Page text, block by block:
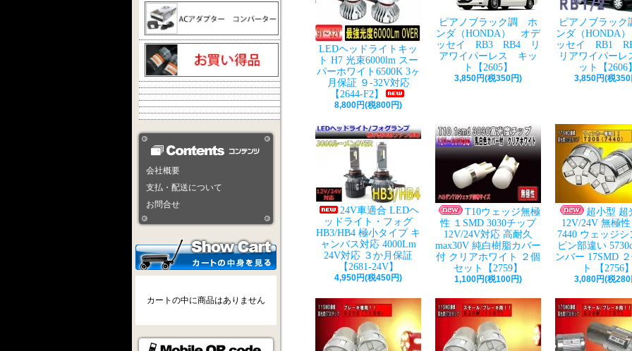
会社概要
支払・配送について
お問合せ
カートの中に商品はありません
LEDヘッドライトキッ
ト H7 光束6000lm スー
パーホワイト6500K 3ヶ
月保証 ９-32V対応
【2644-F2】
8,800円(税800円)
ピアノブラック調 ホ
ンダ（HONDA） オデ
ッセイ RB3 RB4 リ
アワイパーレス キッ
ト【2605】
3,850円(税350円)
ピアノブラッ
ンダ（HONDA
ッセイ RB1
リアワイパー
ット【2606
3,850円(税350
24V車適合 LEDヘ
ッドライト・フォグ
HB3/HB4 極小タイプ キ
ャンバス対応 4000Lm
24V対応 ３か月保証
【2681-24V】
4,950円(税450円)
T10ウェッジ無極
性 １SMD 3030チップ
12V/24V対応 高耐久
max30V 純白樹脂カバー
付 クリアホワイト ２個
セット【2759】
1,100円(税100円)
超小型 超
12V/24V 無極性
7440 ウェッジ
ピン部違い
ンバー 17SMD
ト 【2756
3,080円(税280